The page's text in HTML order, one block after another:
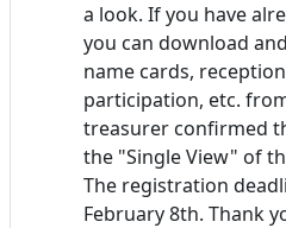
a look. If you have
you can download
name cards,
participation, etc.
treasurer confirmed
the "Single View" of
The registration
February 8th. Thank